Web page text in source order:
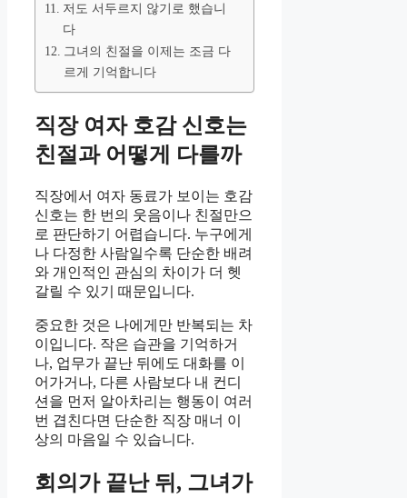
저도 서두르지 않기로 했습니
다
그녀의 친절을 이제는 조금 다
르게 기억합니다
직장 여자 호감 신호는
친절과 어떻게 다를까
직장에서 여자 동료가 보이는 호감
신호는 한 번의 웃음이나 친절만으
로 판단하기 어렵습니다. 누구에게
나 다정한 사람일수록 단순한 배려
와 개인적인 관심의 차이가 더 헷
갈릴 수 있기 때문입니다.
중요한 것은 나에게만 반복되는 차
이입니다. 작은 습관을 기억하거
나, 업무가 끝난 뒤에도 대화를 이
어가거나, 다른 사람보다 내 컨디
션을 먼저 알아차리는 행동이 여러
번 겹친다면 단순한 직장 매너 이
상의 마음일 수 있습니다.
회의가 끝난 뒤, 그녀가